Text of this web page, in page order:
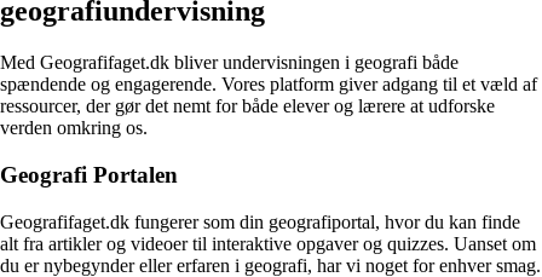
geografiundervisning
Med Geografifaget.dk bliver undervisningen i geografi både
spændende og engagerende. Vores platform giver adgang til et væld af
ressourcer, der gør det nemt for både elever og lærere at udforske
verden omkring os.
Geografi Portalen
Geografifaget.dk fungerer som din geografiportal, hvor du kan finde
alt fra artikler og videoer til interaktive opgaver og quizzes. Uanset om
du er nybegynder eller erfaren i geografi, har vi noget for enhver smag.